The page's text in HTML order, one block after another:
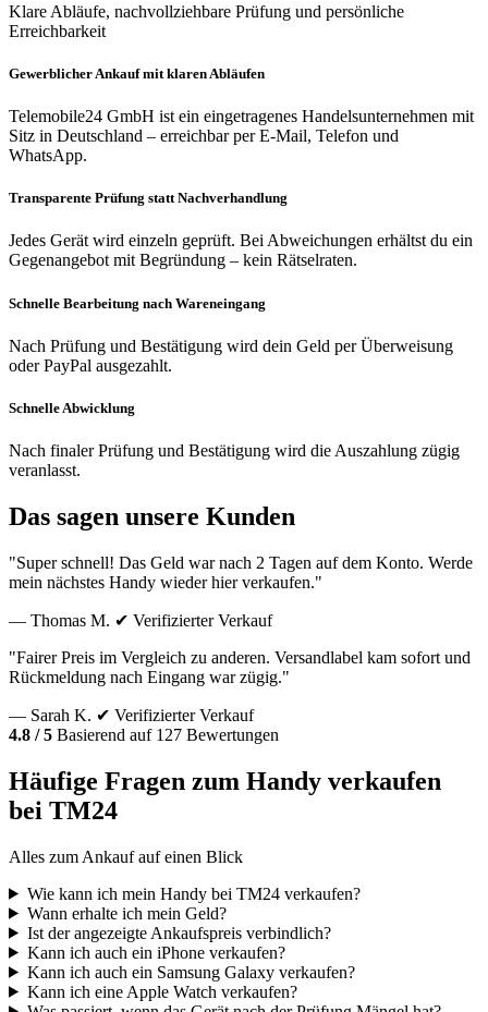
Klare Abläufe, nachvollziehbare Prüfung und persönliche
Erreichbarkeit
Gewerblicher Ankauf mit klaren Abläufen
Telemobile24 GmbH ist ein eingetragenes Handelsunternehmen mit
Sitz in Deutschland – erreichbar per E-Mail, Telefon und
WhatsApp.
Transparente Prüfung statt Nachverhandlung
Jedes Gerät wird einzeln geprüft. Bei Abweichungen erhältst du ein
Gegenangebot mit Begründung – kein Rätselraten.
Schnelle Bearbeitung nach Wareneingang
Nach Prüfung und Bestätigung wird dein Geld per Überweisung
oder PayPal ausgezahlt.
Schnelle Abwicklung
Nach finaler Prüfung und Bestätigung wird die Auszahlung zügig
veranlasst.
Das sagen unsere Kunden
"Super schnell! Das Geld war nach 2 Tagen auf dem Konto. Werde
mein nächstes Handy wieder hier verkaufen."
— Thomas M. ✔ Verifizierter Verkauf
"Fairer Preis im Vergleich zu anderen. Versandlabel kam sofort und
Rückmeldung nach Eingang war zügig."
— Sarah K. ✔ Verifizierter Verkauf
4.8 / 5 Basierend auf 127 Bewertungen
Häufige Fragen zum Handy verkaufen
bei TM24
Alles zum Ankauf auf einen Blick
Wie kann ich mein Handy bei TM24 verkaufen?
Wann erhalte ich mein Geld?
Ist der angezeigte Ankaufspreis verbindlich?
Kann ich auch ein iPhone verkaufen?
Kann ich auch ein Samsung Galaxy verkaufen?
Kann ich eine Apple Watch verkaufen?